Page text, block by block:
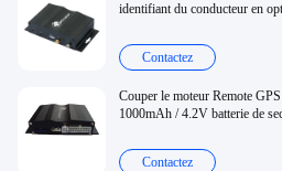
identifiant du conducteur en
Contactez
Couper le moteur Remote
1000mAh / 4.2V batterie de
Contactez